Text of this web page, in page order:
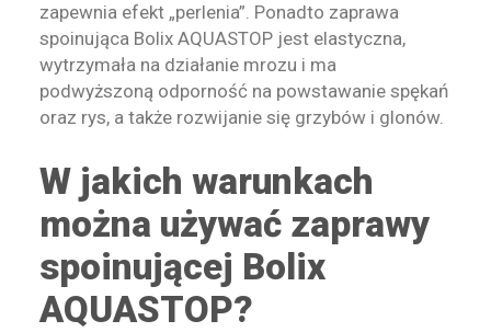
zapewnia efekt „perlenia”. Ponadto zaprawa
spoinująca Bolix AQUASTOP jest elastyczna,
wytrzymała na działanie mrozu i ma
podwyższoną odporność na powstawanie spękań
oraz rys, a także rozwijanie się grzybów i glonów.
W jakich warunkach
można używać zaprawy
spoinującej Bolix
AQUASTOP?